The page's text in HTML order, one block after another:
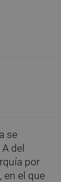
se
del
por
en el que